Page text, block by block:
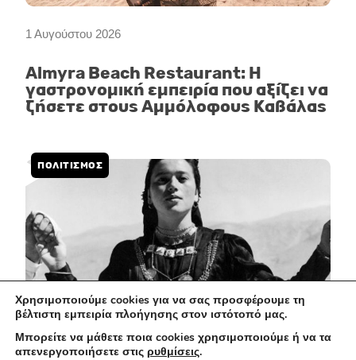
1 Αυγούστου 2026
Almyra Beach Restaurant: Η
γαστρονομική εμπειρία που αξίζει να
ζήσετε στους Αμμόλοφους Καβάλας
ΠΟΛΙΤΙΣΜΌΣ
Χρησιμοποιούμε cookies για να σας προσφέρουμε τη
βέλτιστη εμπειρία πλοήγησης στον ιστότοπό μας.
Μπορείτε να μάθετε ποια cookies χρησιμοποιούμε ή να τα
απενεργοποιήσετε στις ρυθμίσεις.